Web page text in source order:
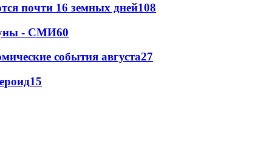
почти 16 земных дней108
- СМИ60
события августа27
15